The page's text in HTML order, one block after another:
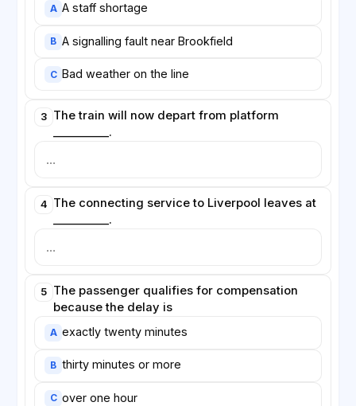
A A staff shortage
B A signalling fault near Brookfield
C Bad weather on the line
3 The train will now depart from platform
__________.
4 The connecting service to Liverpool leaves at
__________.
5 The passenger qualifies for compensation
because the delay is
A exactly twenty minutes
B thirty minutes or more
C over one hour